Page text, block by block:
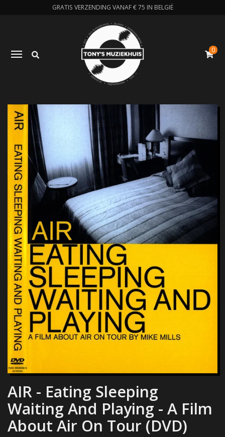
GRATIS VERZENDING VANAF € 75 IN BELGIË
Toggle navigation 0
AIR - Eating Sleeping
Waiting And Playing - A Film
About Air On Tour (DVD)